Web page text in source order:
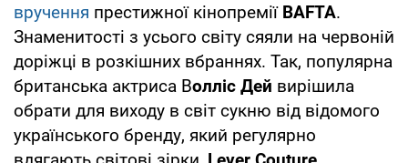
вручення престижної кінопремії BAFTA.
Знаменитості з усього світу сяяли на червоній
доріжці в розкішних вбраннях. Так, популярна
британська актриса Волліс Дей вирішила
обрати для виходу в світ сукню від відомого
українського бренду, який регулярно